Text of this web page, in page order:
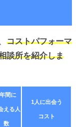
コストパフォーマ
談所を紹介しま
間に
える人
数
1人に出会う
コスト